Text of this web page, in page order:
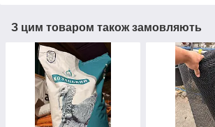
З цим товаром також замовляють